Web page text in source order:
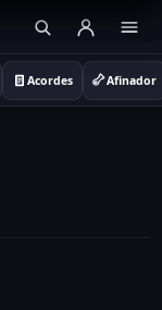
Acordes Afinador